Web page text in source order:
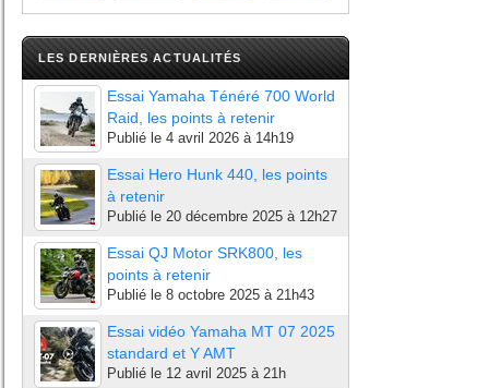
LES DERNIÈRES ACTUALITÉS
Essai Yamaha Ténéré 700 World
Raid, les points à retenir
Publié le 4 avril 2026 à 14h19
Essai Hero Hunk 440, les points
à retenir
Publié le 20 décembre 2025 à 12h27
Essai QJ Motor SRK800, les
points à retenir
Publié le 8 octobre 2025 à 21h43
Essai vidéo Yamaha MT 07 2025
standard et Y AMT
Publié le 12 avril 2025 à 21h